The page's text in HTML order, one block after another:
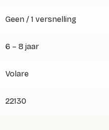
Geen / 1 versnelling
6 – 8 jaar
Volare
22130